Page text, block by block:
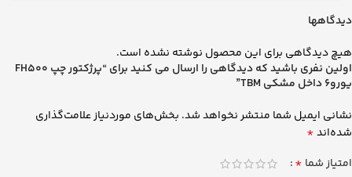
دیدگاهها
هیچ دیدگاهی برای این محصول نوشته نشده است.
اولین نفری باشید که دیدگاهی را ارسال می کنید برای “پرژکتور چپ FH500
یورو6 داخل مشکی TBM”
نشانی ایمیل شما منتشر نخواهد شد. بخش‌های موردنیاز علامت‌گذاری
شده‌اند*
امتیاز شما *